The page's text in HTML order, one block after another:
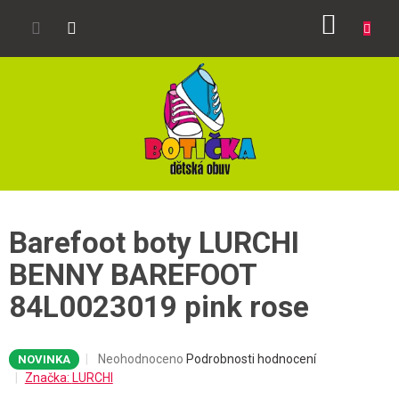
Barefoot boty LURCHI
BENNY BAREFOOT
84L0023019 pink rose
NOVINKA
Průměrné
hodnocení
Neohodnoceno Podrobnosti hodnocení
Značka: LURCHI